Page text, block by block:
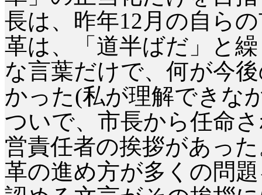
長は、昨年12 月の自ら
革は、「道半ばだ」と
な言葉だけで、何が今
かった(私が理解できな
ついで、市長から任命
営責任者の挨拶があっ
革の進め方が多くの問